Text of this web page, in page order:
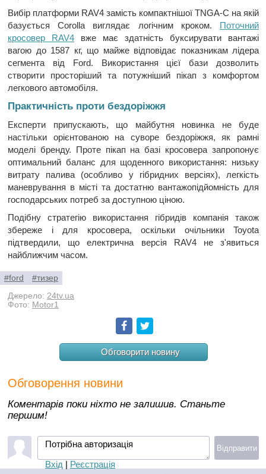
Вибір платформи RAV4 замість компактнішої TNGA-C на якій
базується Corolla виглядає логічним кроком. Поточний
кросовер RAV4 вже має здатність буксирувати вантажі
вагою до 1587 кг, що майже відповідає показникам лідера
сегмента від Ford. Використання цієї бази дозволить
створити просторіший та потужніший пікап з комфортом
легкового автомобіля.
Практичність проти бездоріжжя
Експерти припускають, що майбутня новинка не буде
настільки орієнтованою на суворе бездоріжжя, як рамні
моделі бренду. Проте пікап на базі кросовера запропонує
оптимальний баланс для щоденного використання: низьку
витрату палива (особливо у гібридних версіях), легкість
маневрування в місті та достатню вантажопідйомність для
господарських потреб за доступною ціною.
Подібну стратегію використання гібридів компанія також
збереже і для кросовера, оскільки очільники Toyota
підтвердили, що електрична версія RAV4 не з'явиться
найближчим часом.
#ford
#тизер
Джерело: 24tv.ua
Фото: Motor1
Facebook
Обговорити новину
Обговорення новини
Коментарів поки ніхто не залишив. Станьте
першим!
Потрібна авторизація
Вхід | Реєстрація
Відправити